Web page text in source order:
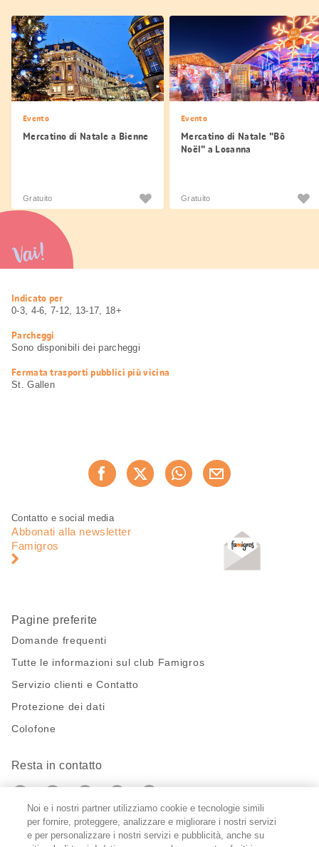
Evento
Mercatino di Natale a Bienne
Gratuito
Evento
Mercatino di Natale "Bô
Noël" a Losanna
Gratuito
Vai!
Informazioni
utili
Indicato per
0-3, 4-6, 7-12, 13-17, 18+
Parcheggi
Sono disponibili dei parcheggi
Fermata trasporti pubblici più vicina
St. Gallen
Consiglia ora
Piè
pagina
Navigazione
pagina
Contatto e social media
Abbonati alla newsletter
Famigros
Pagine preferite
Domande frequenti
Tutte le informazioni sul club Famigros
Servizio clienti e Contatto
Protezione dei dati
Colofone
Resta in contatto
https://twitter.com/migros?
https://www.youtube.com/user/
PinterestInstagram
Impostazioni cookie
Noi e i nostri partner utilizziamo cookie e tecnologie simili
per fornire, proteggere, analizzare e migliorare i nostri servizi
e per personalizzare i nostri servizi e pubblicità, anche su